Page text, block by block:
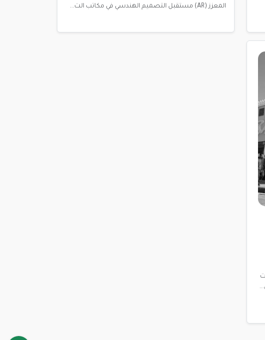
المعزز (AR) مستقبل التصميم الهندسي في مكاتب الت...